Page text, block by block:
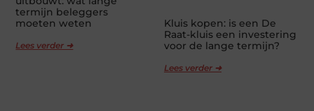
termijn beleggers
moeten weten
Lees verder ➜
Kluis kopen: is een De
Raat-kluis een investering
voor de lange termijn?
Lees verder ➜